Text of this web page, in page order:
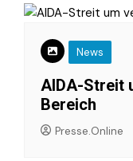
News
AIDA-Streit
Bereich
Presse.Online